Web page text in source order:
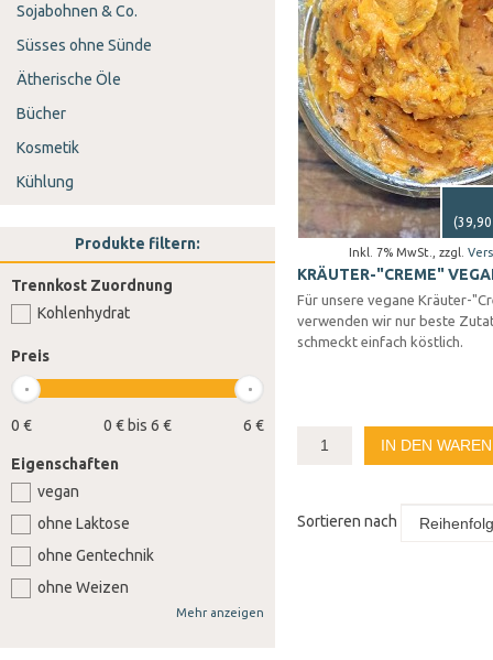
Inkl. 7% MwSt. zzgl.
(
KRÄUTER-"CREME"
Für unsere vegane Kräuter-
verwenden wir nur beste
schmeckt einfach köstlich.
IN DEN
Sortieren nach
Sojabohnen & Co.
Süsses ohne Sünde
Ätherische Öle
Bücher
Kosmetik
Kühlung
Produkte filtern:
Trennkost Zuordnung
Kohlenhydrat
Preis
0 € 6 €
0 € bis 6 €
Eigenschaften
vegan
ohne Laktose
ohne Gentechnik
ohne Weizen
Mehr anzeigen